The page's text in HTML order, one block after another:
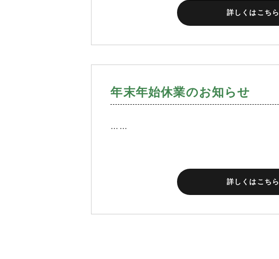
詳しくはこちら
年末年始休業のお知らせ
……
詳しくはこちら